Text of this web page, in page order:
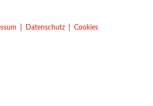
Datenschutz Cookies